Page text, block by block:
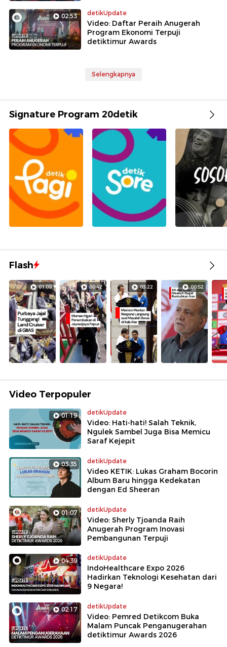
02:53 detikUpdate
Video: Daftar Peraih Anugerah
Program Ekonomi Terpuji
detiktimur Awards
Selengkapnya
Signature Program 20detik
Flash
01:09 00:42 03:22 00:52
Video Terpopuler
01:19 detikUpdate
Video: Hati-hati! Salah Teknik,
Ngulek Sambel Juga Bisa Memicu
Saraf Kejepit
03:35 detikUpdate
Video KETIK: Lukas Graham Bocorin
Album Baru hingga Kedekatan
dengan Ed Sheeran
01:07 detikUpdate
Video: Sherly Tjoanda Raih
Anugerah Program Inovasi
Pembangunan Terpuji
04:39 detikUpdate
IndoHealthcare Expo 2026
Hadirkan Teknologi Kesehatan dari
9 Negara!
02:17 detikUpdate
Video: Pemred Detikcom Buka
Malam Puncak Penganugerahan
detiktimur Awards 2026